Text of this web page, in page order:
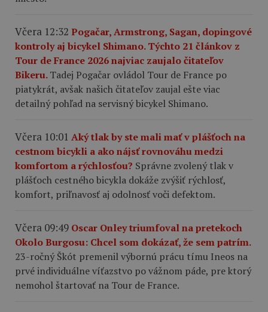
Včera 12:32 Pogačar, Armstrong, Sagan, dopingové
kontroly aj bicykel Shimano. Týchto 21 článkov z
Tour de France 2026 najviac zaujalo čitateľov
Bikeru.Tadej Pogačar ovládol Tour de France po
piatykrát, avšak našich čitateľov zaujal ešte viac
detailný pohľad na servisný bicykel Shimano.
Včera 10:01 Aký tlak by ste mali mať v plášťoch na
cestnom bicykli a ako nájsť rovnováhu medzi
komfortom a rýchlosťou? Správne zvolený tlak v
plášťoch cestného bicykla dokáže zvýšiť rýchlosť,
komfort, priľnavosť aj odolnosť voči defektom.
Včera 09:49 Oscar Onley triumfoval na pretekoch
Okolo Burgosu: Chcel som dokázať, že sem patrím.
23-ročný Škót premenil výbornú prácu tímu Ineos na
prvé individuálne víťazstvo po vážnom páde, pre ktorý
nemohol štartovať na Tour de France.